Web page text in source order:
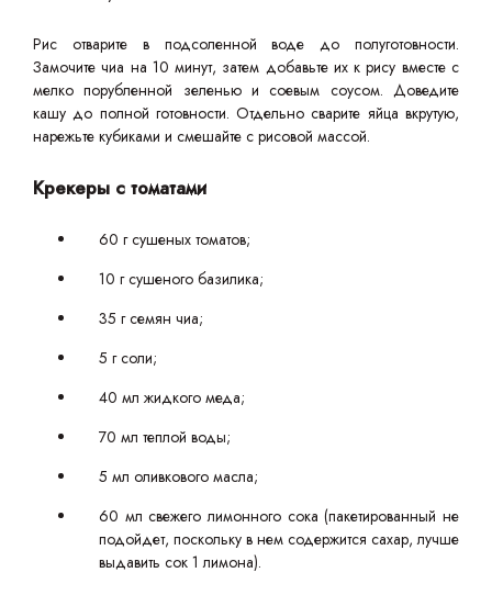
Рис отварите в подсоленной воде до полуготовности.
Замочите чиа на 10 минут, затем добавьте их к рису вместе с
мелко порубленной зеленью и соевым соусом. Доведите
кашу до полной готовности. Отдельно сварите яйца вкрутую,
нарежьте кубиками и смешайте с рисовой массой.
Крекеры с томатами
60 г сушеных томатов;
10 г сушеного базилика;
35 г семян чиа;
5 г соли;
40 мл жидкого меда;
70 мл теплой воды;
5 мл оливкового масла;
60 мл свежего лимонного сока (пакетированный не
подойдет, поскольку в нем содержится сахар, лучше
выдавить сок 1 лимона).